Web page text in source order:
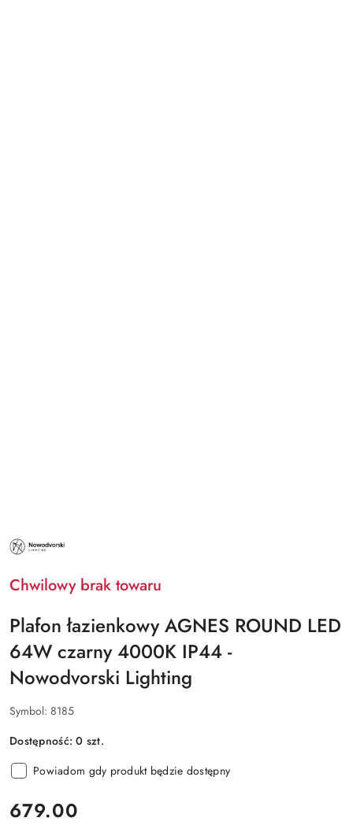
NAZWA
PRODUCENTA:
LIGHTING
Chwilowy brak towaru
Plafon łazienkowy AGNES ROUND LED
64W czarny 4000K IP44 -
Nowodvorski Lighting
Symbol: 8185
Dostępność:0 szt.
Powiadom gdy produkt będzie dostępny
cena:
679.00